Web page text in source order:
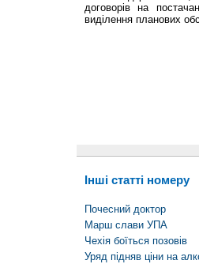
договорів на
виділення планових
Інші статті номеру
Почесний доктор
Марш слави УПА
Чехія боїться позовів
Уряд підняв ціни на